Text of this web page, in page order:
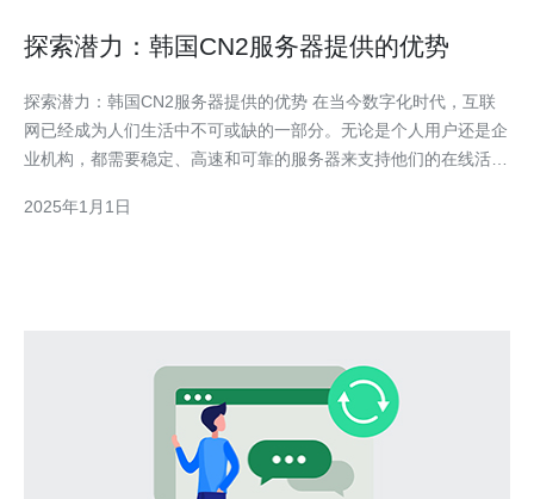
探索潜力：韩国CN2服务器提供的优势
探索潜力：韩国CN2服务器提供的优势 在当今数字化时代，互联
网已经成为人们生活中不可或缺的一部分。无论是个人用户还是企
业机构，都需要稳定、高速和可靠的服务器来支持他们的在线活
球用户的青睐。 韩国CN2服务器是指位于韩国的CN2网络的服务
2025年1月1日